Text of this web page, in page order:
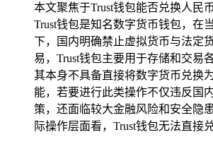
本文聚焦于Trust钱包能否兑换人民
Trust钱包是知名数字货币钱包，在
下，国内明确禁止虚拟货币与法定
易，Trust钱包主要用于存储和交易
其本身不具备直接将数字货币兑换
能，若要进行此类操作不仅违反国
策，还面临较大金融风险和安全隐
际操作层面看，Trust钱包无法直接